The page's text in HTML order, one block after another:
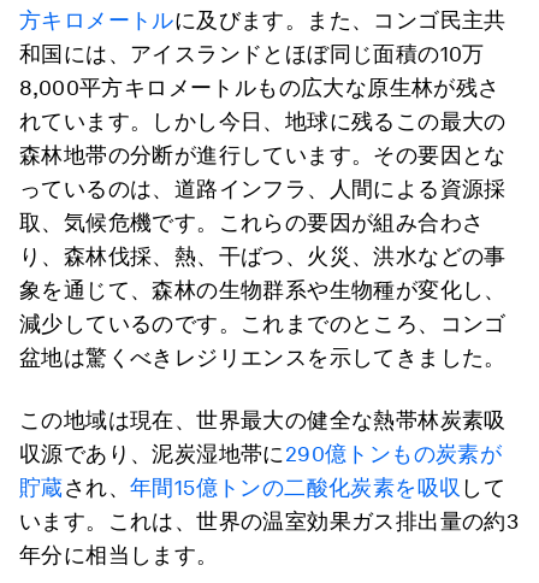
方キロメートルに及びます。また、コンゴ民主共
和国には、アイスランドとほぼ同じ面積の10万
8,000平方キロメートルもの広大な原生林が残さ
れています。しかし今日、地球に残るこの最大の
森林地帯の分断が進行しています。その要因とな
っているのは、道路インフラ、人間による資源採
取、気候危機です。これらの要因が組み合わさ
り、森林伐採、熱、干ばつ、火災、洪水などの事
象を通じて、森林の生物群系や生物種が変化し、
減少しているのです。これまでのところ、コンゴ
盆地は驚くべきレジリエンスを示してきました。
この地域は現在、世界最大の健全な熱帯林炭素吸
収源であり、泥炭湿地帯に290億トンもの炭素が
貯蔵され、年間15億トンの二酸化炭素を吸収 して
います。これは、世界の温室効果ガス排出量の約3
年分に相当します。